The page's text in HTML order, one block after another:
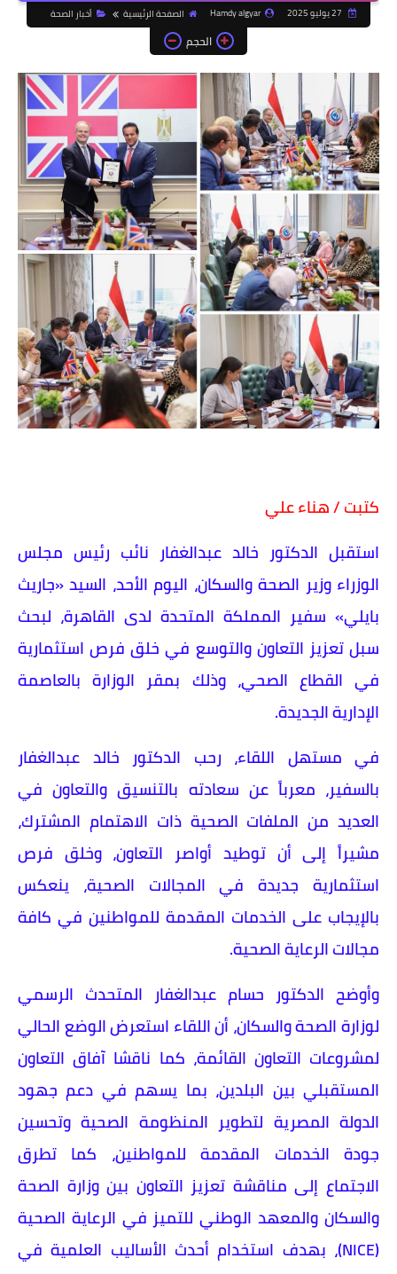
Hamdy algyar الصفحة الرئيسية أخبار الصحة
الحجم
كتبت / هناء علي
استقبل الدكتور خالد عبدالغفار نائب رئيس مجلس
الوزراء وزير الصحة والسكان، اليوم الأحد، السيد «جاريث
بايلي» سفير المملكة المتحدة لدى القاهرة، لبحث
سبل تعزيز التعاون والتوسع في خلق فرص استثمارية
في القطاع الصحي، وذلك بمقر الوزارة بالعاصمة
الإدارية الجديدة.
في مستهل اللقاء، رحب الدكتور خالد عبدالغفار
بالسفير، معرباً عن سعادته بالتنسيق والتعاون في
العديد من الملفات الصحية ذات الاهتمام المشترك،
مشيراً إلى أن توطيد أواصر التعاون، وخلق فرص
استثمارية جديدة في المجالات الصحية، ينعكس
بالإيجاب على الخدمات المقدمة للمواطنين في كافة
مجالات الرعاية الصحية.
وأوضح الدكتور حسام عبدالغفار المتحدث الرسمي
لوزارة الصحة والسكان، أن اللقاء استعرض الوضع الحالي
لمشروعات التعاون القائمة، كما ناقشا آفاق التعاون
المستقبلي بين البلدين، بما يسهم في دعم جهود
الدولة المصرية لتطوير المنظومة الصحية وتحسين
جودة الخدمات المقدمة للمواطنين، كما تطرق
الاجتماع إلى مناقشة تعزيز التعاون بين وزارة الصحة
والسكان والمعهد الوطني للتميز في الرعاية الصحية
(NICE)، بهدف استخدام أحدث الأساليب العلمية في